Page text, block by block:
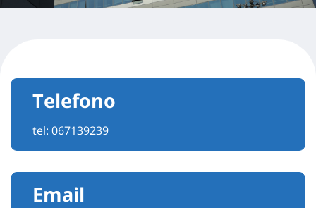
Telefono
tel: 067139239
Email